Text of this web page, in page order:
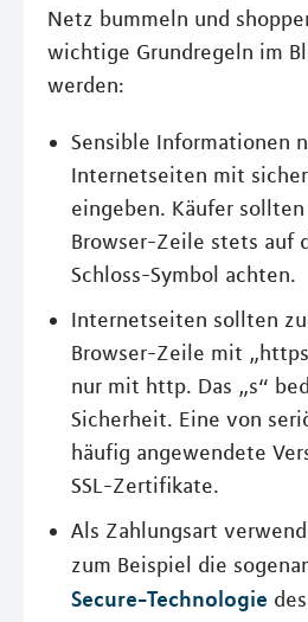
Netz bummeln und
wichtige Grundregeln im
werden:
Sensible Informationen
Internetseiten mit
eingeben. Käufer
Browser-Zeile stets auf
Schloss-Symbol achten.
Internetseiten sollten
Browser-Zeile mit
nur mit http. Das „s“
Sicherheit. Eine von
häufig angewendete
SSL-Zertifikate.
Als Zahlungsart
zum Beispiel die
Secure-Technologie des